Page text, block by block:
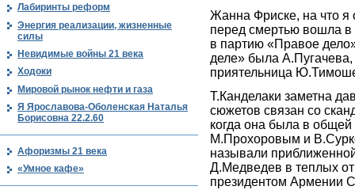
Жанна Фриске, на что
перед смертью вошла в
в партию «Правое
деле» была
приятельница
Т.Канделаки заметна
сюжетов связан со
когда она была в общей
М.Прохоровым и
называли
Д.Медведев в теплых
президентом Армении
Лабиринты реформ
Энергия реализации, жизненные
силы
Невидимые войны 21 века
Ходоки
Мировой рынок нефти и газа
Я Ярославова-Оболенская Наталья
Борисовна 22.2.60
Афоризмы 21 века
«Умное кафе»